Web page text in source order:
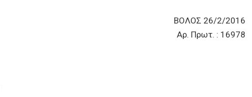
ΒΟΛΟΣ 26/2/2016
Αρ. Πρωτ. : 16978